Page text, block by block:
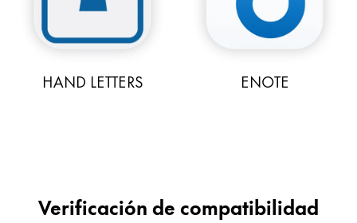
HAND LETTERS ENOTE
Verificación de compatibilidad